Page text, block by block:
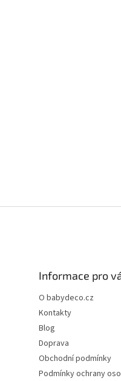
Informace pro
O babydeco.cz
Kontakty
Blog
Doprava
Obchodní podmínky
Podmínky ochrany